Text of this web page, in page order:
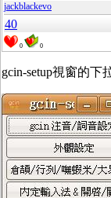
jackblackevo
40
0 0
gcin-setup視窗的下